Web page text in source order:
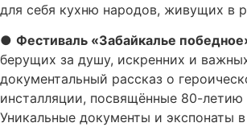
для себя кухню народов, живущих в
● Фестиваль «Забайкалье
берущих за душу, искренних и
документальный рассказ о
инсталляции, посвящённые 80-
Уникальные документы и экспонаты